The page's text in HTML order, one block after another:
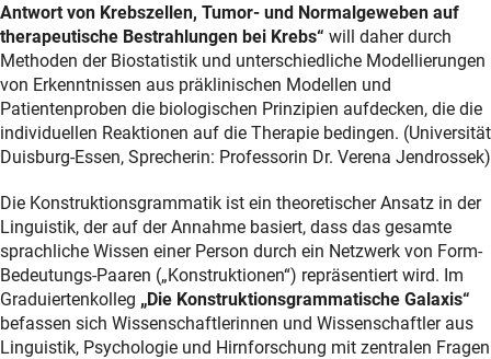
Antwort von Krebszellen, Tumor- und Normalgeweben auf
therapeutische Bestrahlungen bei Krebs“ will daher durch
Methoden der Biostatistik und unterschiedliche Modellierungen
von Erkenntnissen aus präklinischen Modellen und
Patientenproben die biologischen Prinzipien aufdecken, die die
individuellen Reaktionen auf die Therapie bedingen. (Universität
Duisburg-Essen, Sprecherin: Professorin Dr. Verena Jendrossek)
Die Konstruktionsgrammatik ist ein theoretischer Ansatz in der
Linguistik, der auf der Annahme basiert, dass das gesamte
sprachliche Wissen einer Person durch ein Netzwerk von Form-
Bedeutungs-Paaren („Konstruktionen“) repräsentiert wird. Im
Graduiertenkolleg „Die Konstruktionsgrammatische Galaxis“
befassen sich Wissenschaftlerinnen und Wissenschaftler aus
Linguistik, Psychologie und Hirnforschung mit zentralen Fragen